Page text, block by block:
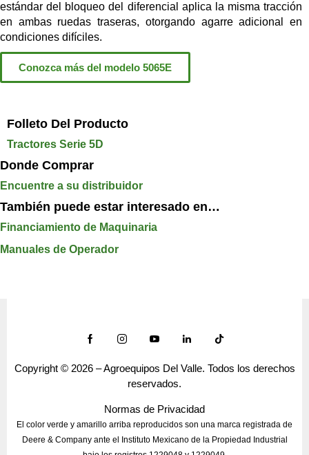
estándar del bloqueo del diferencial aplica la misma tracción
en ambas ruedas traseras, otorgando agarre adicional en
condiciones difíciles.
Conozca más del modelo 5065E
Folleto Del Producto
Tractores Serie 5D
Donde Comprar
Encuentre a su distribuidor
También puede estar interesado en…
Financiamiento de Maquinaria
Manuales de Operador
Copyright © 2026 – Agroequipos Del Valle. Todos los derechos
reservados.
Normas de Privacidad
El color verde y amarillo arriba reproducidos son una marca registrada de
Deere & Company ante el Instituto Mexicano de la Propiedad Industrial